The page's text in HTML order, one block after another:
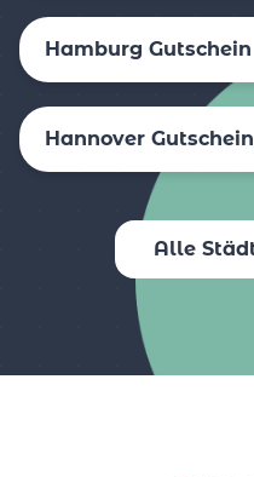
Hamburg Gutschein
Hannover Gutschein
Alle